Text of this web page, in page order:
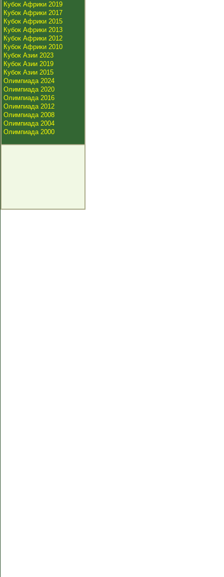
Кубок Африки 2019
Кубок Африки 2017
Кубок Африки 2015
Кубок Африки 2013
Кубок Африки 2012
Кубок Африки 2010
Кубок Азии 2023
Кубок Азии 2019
Кубок Азии 2015
Олимпиада 2024
Олимпиада 2020
Олимпиада 2016
Олимпиада 2012
Олимпиада 2008
Олимпиада 2004
Олимпиада 2000